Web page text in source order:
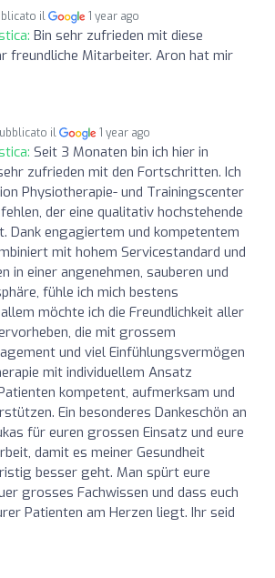
il 1 year ago
Bin sehr zufrieden mit diese
freundliche Mitarbeiter. Aron hat mir
il 1 year ago
Seit 3 Monaten bin ich hier in
zufrieden mit den Fortschritten. Ich
Physiotherapie- und Trainingscenter
der eine qualitativ hochstehende
Dank engagiertem und kompetentem
mit hohem Servicestandard und
in einer angenehmen, sauberen und
fühle ich mich bestens
möchte ich die Freundlichkeit aller
die mit grossem
und viel Einfühlungsvermögen
mit individuellem Ansatz
kompetent, aufmerksam und
Ein besonderes Dankeschön an
für euren grossen Einsatz und eure
damit es meiner Gesundheit
besser geht. Man spürt eure
grosses Fachwissen und dass euch
Patienten am Herzen liegt. Ihr seid